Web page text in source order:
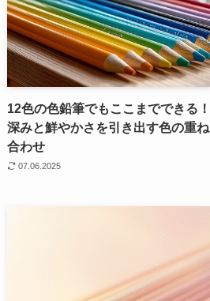
12色の色鉛筆でもここまでできる！
深みと鮮やかさを引き出す色の重ね
合わせ
07.06.2025